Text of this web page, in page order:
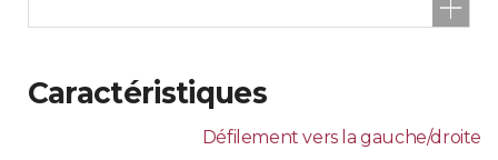
Caractéristiques
Défilement vers la gauche/droite